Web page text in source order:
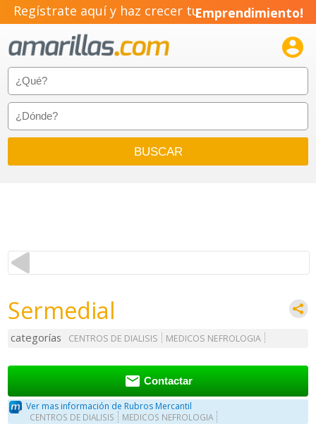
Regístrate aquí y haz crecer tuEmprendimiento!

Sermedial
categorías CENTROS DE DIALISIS MEDICOS NEFROLOGIA
 Contactar
Ver mas información de Rubros Mercantil
CENTROS DE DIALISIS MEDICOS NEFROLOGIA